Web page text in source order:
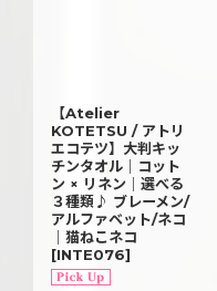
【Atelier
KOTETSU / アトリ
エコテツ】大判キッ
チンタオル｜コット
ン × リネン｜選べる
３種類♪ ブレーメン/
アルファベット/ネコ
｜猫ねこネコ
[INTE076]